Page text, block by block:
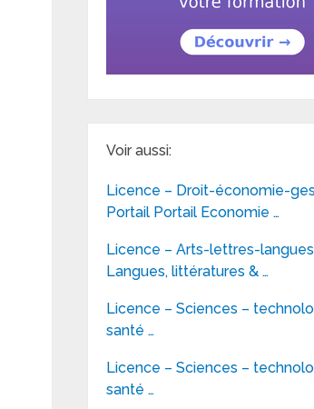
Voir aussi:
Licence – Droit-économie-
Portail Portail Economie …
Licence – Arts-lettres-
Langues, littératures & …
Licence – Sciences –
santé …
Licence – Sciences –
santé …